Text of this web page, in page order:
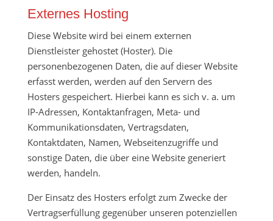
Externes Hosting
Diese Website wird bei einem externen
Dienstleister gehostet (Hoster). Die
personenbezogenen Daten, die auf dieser Website
erfasst werden, werden auf den Servern des
Hosters gespeichert. Hierbei kann es sich v. a. um
IP-Adressen, Kontaktanfragen, Meta- und
Kommunikationsdaten, Vertragsdaten,
Kontaktdaten, Namen, Webseitenzugriffe und
sonstige Daten, die über eine Website generiert
werden, handeln.
Der Einsatz des Hosters erfolgt zum Zwecke der
Vertragserfüllung gegenüber unseren potenziellen